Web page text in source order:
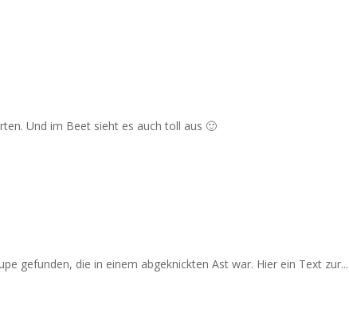
Und im Beet sieht es auch toll aus 🙂
gefunden, die in einem abgeknickten Ast war. Hier ein Text zur...